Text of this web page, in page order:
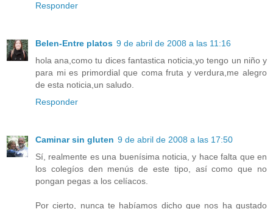
Responder
Belen-Entre platos 9 de abril de 2008 a las 11:16
hola ana,como tu dices fantastica noticia,yo tengo un niño y
para mi es primordial que coma fruta y verdura,me alegro
de esta noticia,un saludo.
Responder
Caminar sin gluten 9 de abril de 2008 a las 17:50
Sí, realmente es una buenísima noticia, y hace falta que en
los colegíos den menús de este tipo, así como que no
pongan pegas a los celíacos.
Por cierto, nunca te habíamos dicho que nos ha gustado